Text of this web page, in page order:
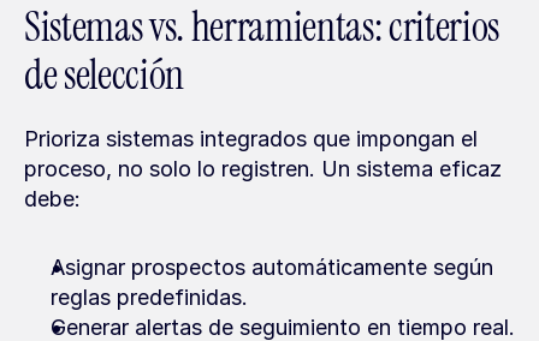
Sistemas vs. herramientas: criterios
de selección
Prioriza sistemas integrados que impongan el
proceso, no solo lo registren. Un sistema eficaz
debe:
Asignar prospectos automáticamente según
reglas predefinidas.
Generar alertas de seguimiento en tiempo real.